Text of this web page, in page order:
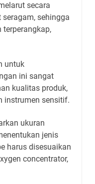
secara
sehingga
terperangkap,
untuk
ini sangat
kualitas produk,
instrumen sensitif.
ukuran
jenis
harus disesuaikan
concentrator,